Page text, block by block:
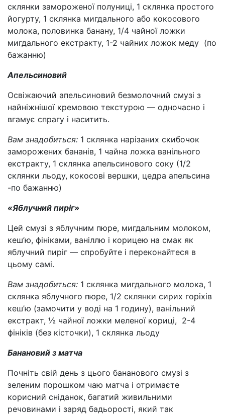
склянки замороженої полуниці, 1 склянка простого
йогурту, 1 склянка мигдального або кокосового
молока, половинка банану, 1/4 чайної ложки
мигдального екстракту, 1-2 чайних ложок меду (по
бажанню)
Апельсиновий
Освіжаючий апельсиновий безмолочний смузі з
найніжнішої кремовою текстурою — одночасно і
вгамує спрагу і наситить.
Вам знадобиться: 1 склянка нарізаних скибочок
заморожених бананів, 1 чайна ложка ванільного
екстракту, 1 склянка апельсинового соку (1/2
склянки льоду, кокосові вершки, цедра апельсина
-по бажанню)
«Яблучний пиріг»
Цей смузі з яблучним пюре, мигдальним молоком,
кеш’ю, фініками, ваніллю і корицею на смак як
яблучний пиріг — спробуйте і переконайтеся в
цьому самі.
Вам знадобиться: 1 склянка мигдального молока, 1
склянка яблучного пюре, 1/2 склянки сирих горіхів
кеш’ю (замочити у воді на 1 годину), ванільний
екстракт, ½ чайної ложки меленої кориці, 2-4
фініків (без кісточки), 1 склянка льоду
Банановий з матча
Почніть свій день з цього бананового смузі з
зеленим порошком чаю матча і отримаєте
корисний сніданок, багатий живильними
речовинами і заряд бадьорості, який так